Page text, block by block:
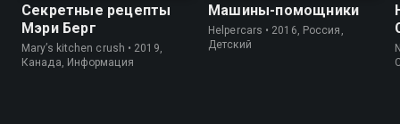
Секретные рецепты
Мэри Берг
Mary’s kitchen crush • 2019,
Канада, Информация
Машины-помощники
Helpercars • 2016, Россия,
Детский